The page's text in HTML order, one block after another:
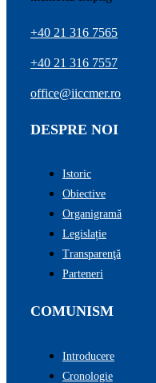
+40 21 316 7565
+40 21 316 7557
office@iiccmer.ro
DESPRE NOI
Istoric
Obiective
Organigramă
Legislație
Transparenţă
Parteneri
COMUNISM
Introducere
Cronologie